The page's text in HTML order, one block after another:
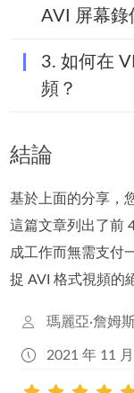
AVI 屏幕錄
3. 如何在
頻？
結論
基於上面的分享，
這篇文章列出了前
成工作而無需支付
捉 AVI 格式視頻的
瑪麗亞·詹姆
2021 年 11